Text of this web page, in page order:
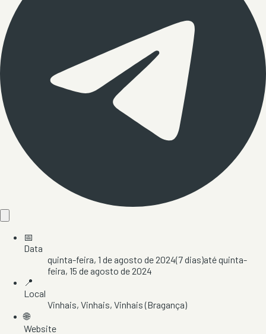
📅
Data
quinta-feira, 1 de agosto de 2024(7dias)atéquinta-
feira, 15 de agosto de 2024
📍
Local
Vinhais, Vinhais, Vinhais(Bragança)
🌐
Website